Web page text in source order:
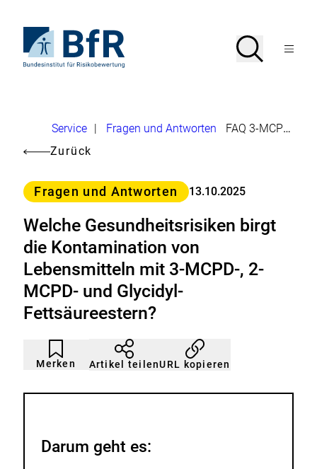
Seiteninhalt
springenStartseite
von
Risikobewertung
Suche
SucheMenü
m
e
t
u
n
g
e
Brotkrumennavigation
Service Fragen und Antworten
FAQ 3-MCPD-,2-MCPD-und Glycidyl-Fettsäureestern
Zurück
Kategorie
Fragen und Antworten 13.10.2025
Welche Gesundheitsrisiken birgt
die Kontamination von
Lebensmitteln mit 3-MCPD-, 2-
MCPD- und Glycidyl-
Fettsäureestern?
Merken
Artikel
nicht
gemerkt
Durch
Klicken
der
hinzufügen.
Artikel teilenURL kopieren
Darum geht es: